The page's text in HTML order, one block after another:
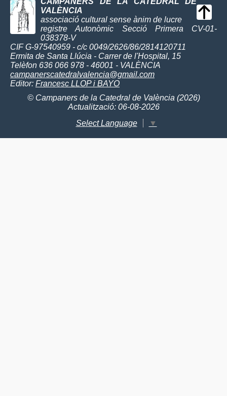
VALÈNCIA
associació cultural sense ànim de lucre
registre Autonòmic Secció Primera CV-01-
038378-V
CIF G-97540959 - c/c 0049/2626/86/2814120711
Ermita de Santa Llúcia - Carrer de l'Hospital, 15
Telèfon 636 066 978 - 46001 - VALÈNCIA
campanerscatedralvalencia@gmail.com
Editor: Francesc LLOP i BAYO
© Campaners de la Catedral de València (2026)
Actualització: 06-08-2026
Select Language
▼